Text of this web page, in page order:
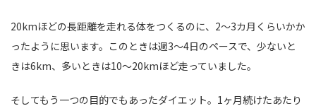
20kmほどの長距離を走れる体をつくるのに、2〜3カ月くらいかか
ったように思います。このときは週3〜4日のペースで、少ないと
きは6km、多いときは10〜20kmほど走っていました。
そしてもう一つの目的でもあったダイエット。1ヶ月続けたあたり